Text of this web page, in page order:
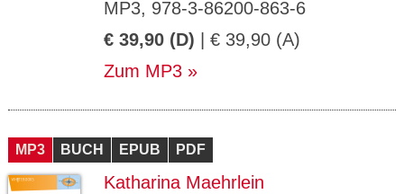
MP3, 978-3-86200-863-6
€ 39,90 (D) | € 39,90 (A)
Zum MP3
MP3 BUCH EPUB PDF
Katharina Maehrlein